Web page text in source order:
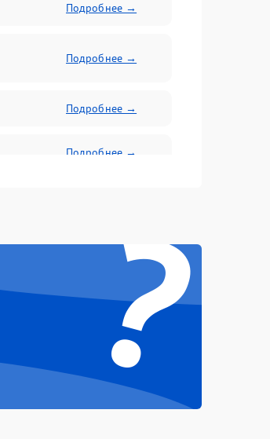
Подробнее →
Подробнее →
Подробнее →
Подробнее →
Подробнее →
Подробнее →
?